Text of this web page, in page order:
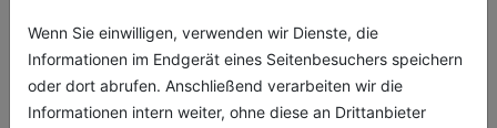
Wenn Sie einwilligen, verwenden wir Dienste, die
Informationen im Endgerät eines Seitenbesuchers speichern
oder dort abrufen. Anschließend verarbeiten wir die
Informationen intern weiter, ohne diese an Drittanbieter
Veranstaltungsort
Handelsblatt Media Group, Toulouser Allee 27,
40211 Düsseldorf (Düsseldorf)